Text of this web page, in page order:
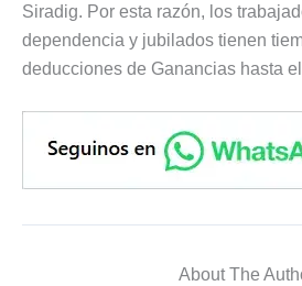
Siradig. Por esta razón, los
dependencia y jubilados tienen
deducciones de Ganancias hasta
About The